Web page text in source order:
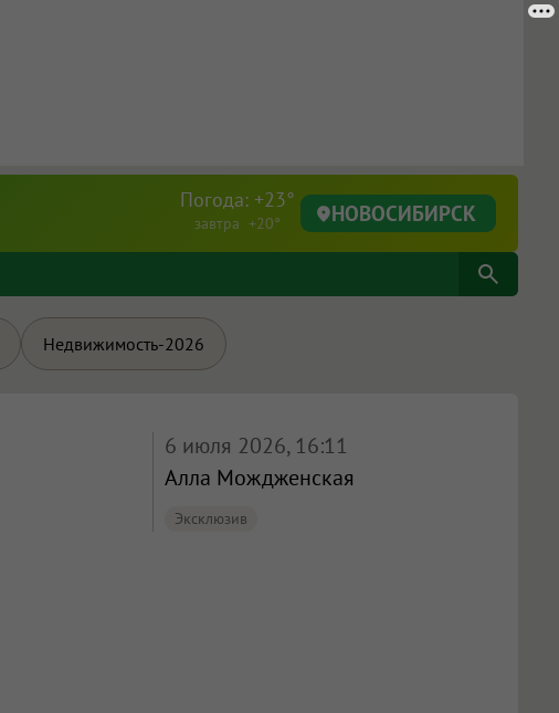
Погода: +23°
завтра +20° НОВОСИБИРСК
Недвижимость-2026
6 июля 2026, 16:11
Алла Мождженская
Эксклюзив